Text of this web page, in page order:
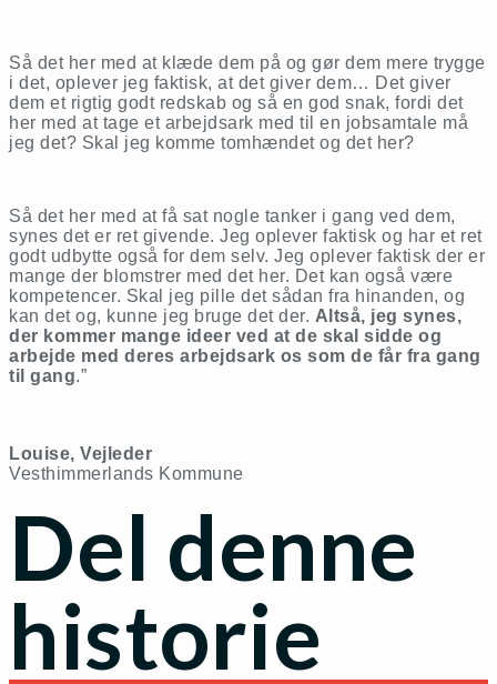
Så det her med at klæde dem på og gør dem mere trygge
i det, oplever jeg faktisk, at det giver dem… Det giver
dem et rigtig godt redskab og så en god snak, fordi det
her med at tage et arbejdsark med til en jobsamtale må
jeg det? Skal jeg komme tomhændet og det her?
Så det her med at få sat nogle tanker i gang ved dem,
synes det er ret givende. Jeg oplever faktisk og har et ret
godt udbytte også for dem selv. Jeg oplever faktisk der er
mange der blomstrer med det her. Det kan også være
kompetencer. Skal jeg pille det sådan fra hinanden, og
kan det og, kunne jeg bruge det der. Altså, jeg synes,
der kommer mange ideer ved at de skal sidde og
arbejde med deres arbejdsark os som de får fra gang
til gang.”
Louise, Vejleder
Vesthimmerlands Kommune
Del denne
historie